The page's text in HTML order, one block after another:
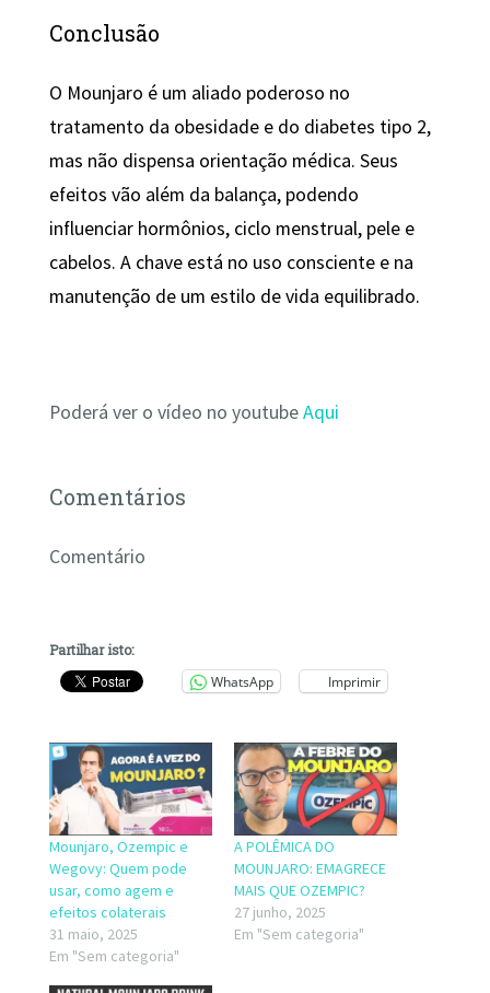
Conclusão
O Mounjaro é um aliado poderoso no
tratamento da obesidade e do diabetes tipo 2,
mas não dispensa orientação médica. Seus
efeitos vão além da balança, podendo
influenciar hormônios, ciclo menstrual, pele e
cabelos. A chave está no uso consciente e na
manutenção de um estilo de vida equilibrado.
Poderá ver o vídeo no youtubeAqui
Comentários
Comentário
Partilhar isto:
WhatsApp Imprimir
Mounjaro, Ozempic e
Wegovy: Quem pode
usar, como agem e
efeitos colaterais
31 maio, 2025
Em "Sem categoria"
A POLÊMICA DO
MOUNJARO: EMAGRECE
MAIS QUE OZEMPIC?
27 junho, 2025
Em "Sem categoria"